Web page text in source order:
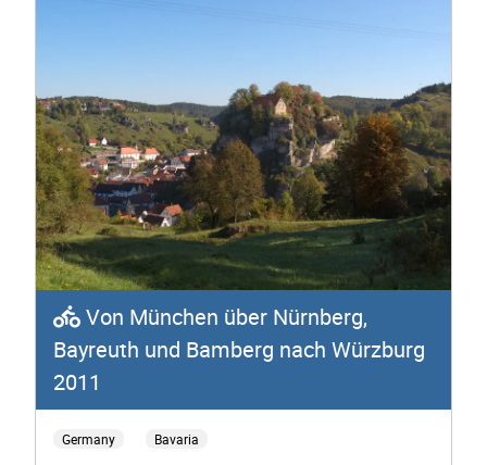
Von München über Nürnberg,
Bayreuth und Bamberg nach Würzburg
2011
Germany Bavaria